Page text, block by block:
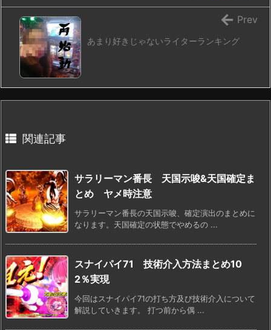
あまり好きじゃないライターランキング
Prev
関連記事
サラリーマン番長 天国示唆&天国確定ま
とめ ヤメ時注意
サラリーマン番長の天国示唆、確定演出のまとめに
なります。天国確定の状態でやめるの ...
スナイパイ71 技術介入方法まとめ10
2％実現
今回はスナイパイ71の打ち方及び技術介入について
解説していきます。 打つ前から偶 ...